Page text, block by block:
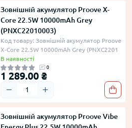
Зовнішній акумулятор Proove X-
Core 22.5W 10000mAh Grey
(PNXC22010003)
Код товару: Зовнішній акумулятор Proove
X-Core 22.5W 10000mAh Grey (PNXC2201
В наявності
0
1 289.00 ₴
Зовнішній акумулятор Proove Vibe